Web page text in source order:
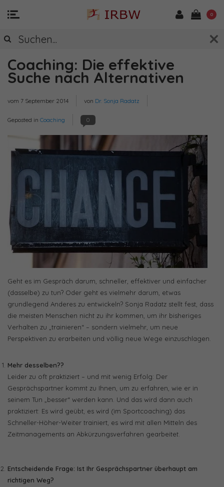
0
Coaching: Die effektive
Suche nach Alternativen
vom 7 September 2014 von Dr. Sonja Radatz
Geposted in Coaching 0
Geht es im Gespräch darum, schneller, effektiver und einfacher
(dasselbe) zu tun? Oder geht es vielmehr darum, etwas
grundlegend Anderes zu entwickeln? Sonja Radatz stellt fest, dass
die meisten Menschen nicht zu ihr kommen, um ihr bisheriges
Verhalten zu „trainieren“ – sondern vielmehr, um neue
Perspektiven zu erarbeiten und völlig neue Wege einzuschlagen.
Mehr desselben??
Leider zu oft praktiziert – und mit wenig Erfolg: Der
Gesprächspartner kommt zu Ihnen, um zu erfahren, wie er in
seinem Tun „besser“ werden kann. Und das wird dann auch
praktiziert: Es wird geübt, es wird (im Sportcoaching) das
Schneller-Höher-Weiter trainiert, es wird mit allen Mitteln des
Zeitmanagements an Abkürzungsverfahren gearbeitet.
Entscheidende Frage: Ist Ihr Gesprächspartner überhaupt am
richtigen Weg?